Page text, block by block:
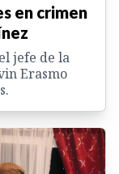
en crimen
jefe de la
Erasmo